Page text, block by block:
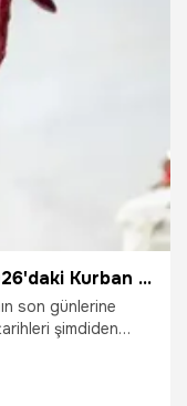
Kurban Bayramı Ne Zaman? 2026'daki Kurban Bayramı'nda 9 gün tatil olacak mı? Kurban Bayramı'na Kaç Gün Kaldı?
son günlerine
şimdiden